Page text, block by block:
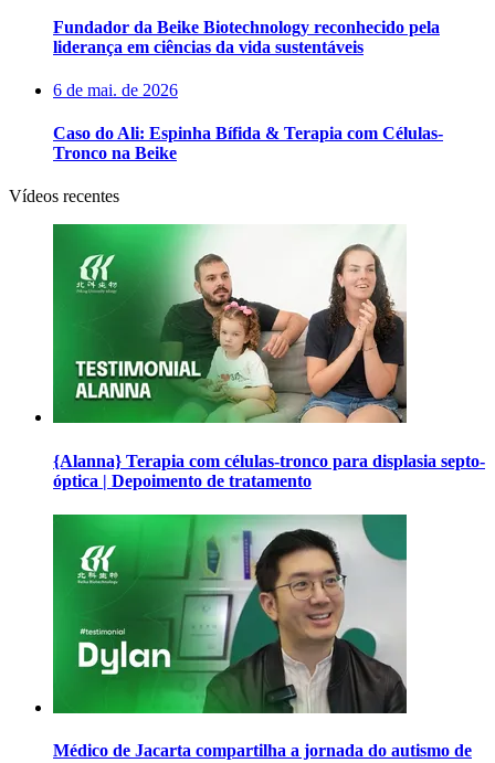
Fundador da Beike Biotechnology reconhecido pela
liderança em ciências da vida sustentáveis
6 de mai. de 2026
Caso do Ali: Espinha Bífida & Terapia com Células-
Tronco na Beike
Vídeos recentes
{Alanna} Terapia com células-tronco para displasia septo-
óptica | Depoimento de tratamento
Médico de Jacarta compartilha a jornada do autismo de